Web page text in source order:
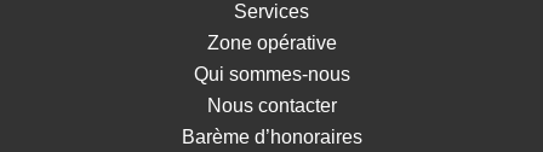
Services
Zone opérative
Qui sommes-nous
Nous contacter
Barème d’honoraires